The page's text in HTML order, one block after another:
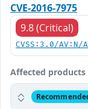
CVE-2016-7975
9.8 (Critical)
CVSS:3.0/
Affected products